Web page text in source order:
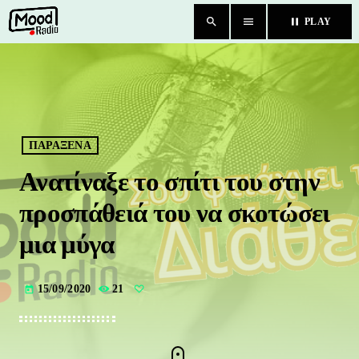
search menu pause PLAY
close
BLOG
TEAM
CHAT
ΚΑΤΗΓΟΡΙΕΣ
ΠΑΡΑΞΕΝΑ
Ανατίναξε το σπίτι του στην
προσπάθειά του να σκοτώσει
μια μύγα
today 15/09/2020 21